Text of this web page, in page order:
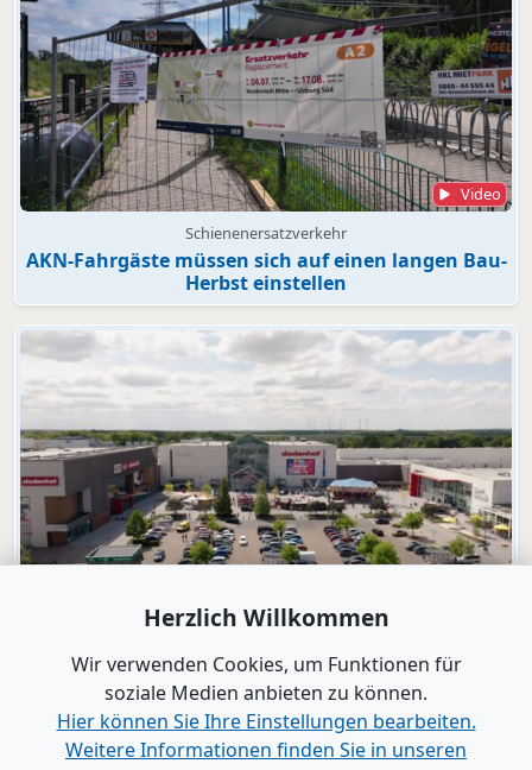
Video
Schienenersatzverkehr
AKN-Fahrgäste müssen sich auf einen langen Bau-
Herbst einstellen
dodenhof
dodenhof als Arbeitgeber in Kaltenkirchen
Alle Videos anzeigen
Herzlich Willkommen
Wir verwenden Cookies, um Funktionen für
soziale Medien anbieten zu können.
Hier können Sie Ihre Einstellungen bearbeiten.
Weitere Informationen finden Sie in unseren